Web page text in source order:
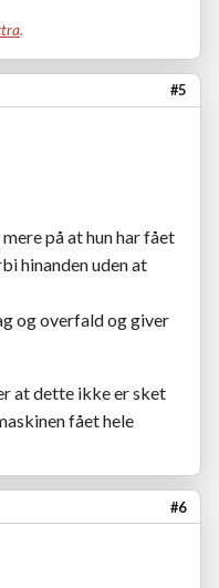
.
#5
på at hun har fået
hinanden uden at
og overfald og giver
at dette ikke er sket
fået hele
#6